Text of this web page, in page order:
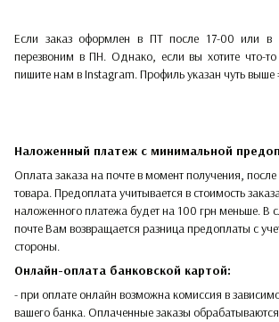
Если заказ оформлен в ПТ после 17-00 или
перезвоним в ПН. Однако, если вы хотите что-
пишите нам в Instagram. Профиль указан чуть выше
Наложенный платеж с минимальной
Оплата заказа на почте в момент получения,
товара. Предоплата учитывается в стоимость
наложенного платежа будет на 100 грн меньше. В
почте Вам возвращается разница предоплаты с
стороны.​​
Онлайн-оплата банковской картой:
- при оплате онлайн возможна комиссия в
вашего банка. Оплаченные заказы